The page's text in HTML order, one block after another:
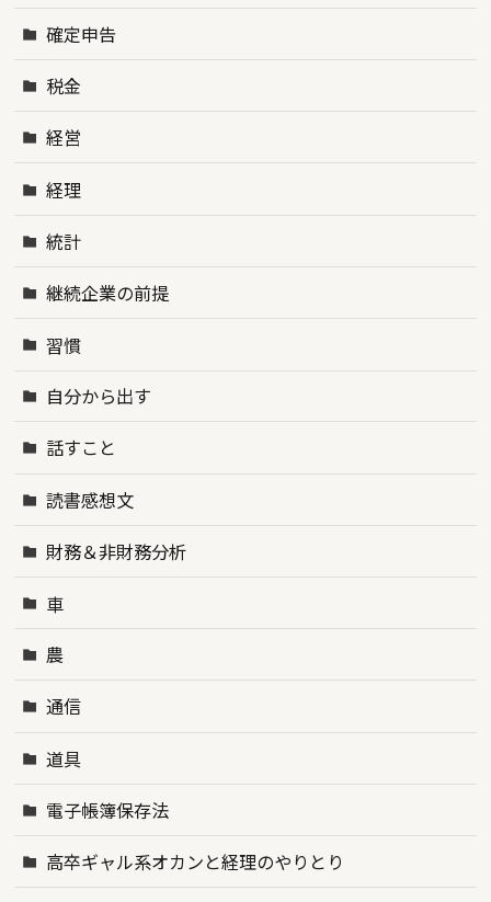
確定申告
税金
経営
経理
統計
継続企業の前提
習慣
自分から出す
話すこと
読書感想文
財務＆非財務分析
車
農
通信
道具
電子帳簿保存法
高卒ギャル系オカンと経理のやりとり